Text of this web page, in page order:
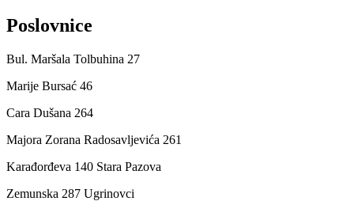
Poslovnice
Bul. Maršala Tolbuhina 27
Marije Bursać 46
Cara Dušana 264
Majora Zorana Radosavljevića 261
Karađorđeva 140 Stara Pazova
Zemunska 287 Ugrinovci